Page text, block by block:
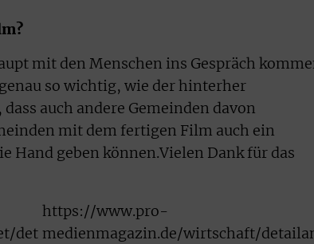
mit den Menschen ins Gespräch
so wichtig, wie der hinterher
auch andere Gemeinden davon
mit dem fertigen Film auch ein
Hand geben können.Vielen Dank für das
det
https://www.pro-
medienmagazin.de/wirtschaft/